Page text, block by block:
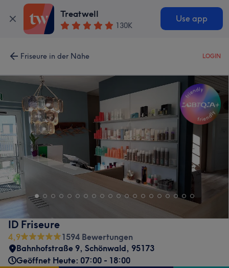
Treatwell
130K
Use app
Friseure in der Nähe LOGIN
ID Friseure
4,9
1594 Bewertungen
Bahnhofstraße 9, Schönwald, 95173
Geöffnet Heute: 07:00 - 18:00